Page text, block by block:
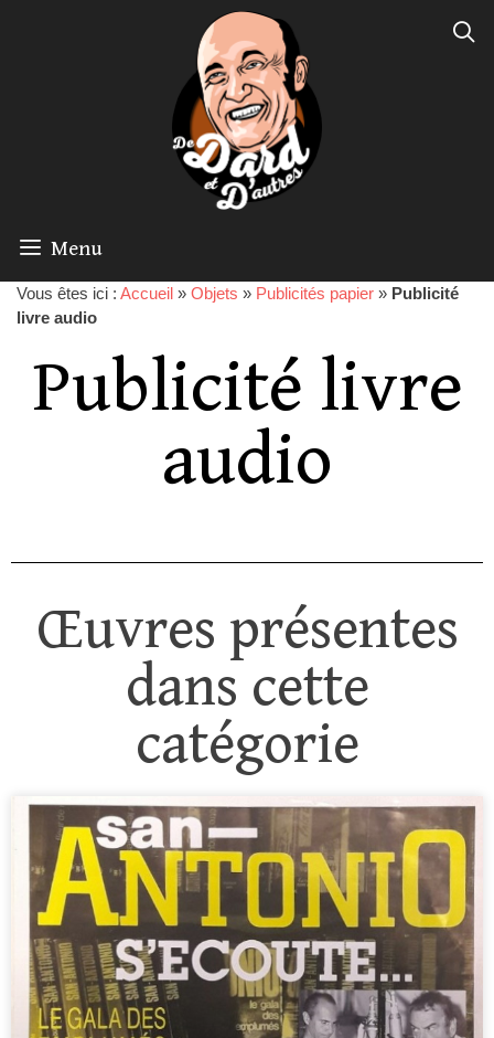
Menu
Vous êtes ici : Accueil » Objets » Publicités papier » Publicité
livre audio
Publicité livre
audio
Œuvres présentes
dans cette
catégorie